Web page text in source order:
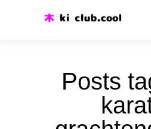
Posts